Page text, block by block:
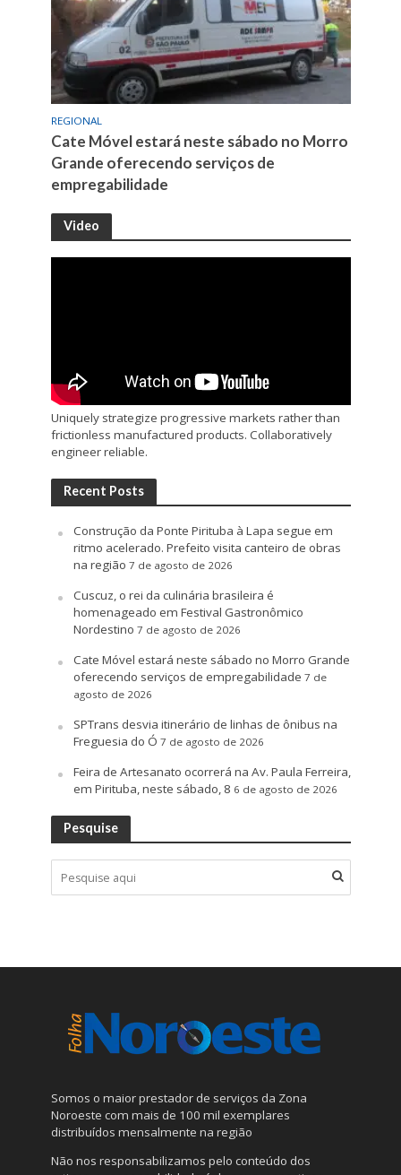
REGIONAL
Cate Móvel estará neste sábado no Morro
Grande oferecendo serviços de
empregabilidade
Video
Uniquely strategize progressive markets rather than
frictionless manufactured products. Collaboratively
engineer reliable.
Recent Posts
Construção da Ponte Pirituba à Lapa segue em
ritmo acelerado. Prefeito visita canteiro de obras
na região 7 de agosto de 2026
Cuscuz, o rei da culinária brasileira é
homenageado em Festival Gastronômico
Nordestino 7 de agosto de 2026
Cate Móvel estará neste sábado no Morro Grande
oferecendo serviços de empregabilidade 7 de
agosto de 2026
SPTrans desvia itinerário de linhas de ônibus na
Freguesia do Ó 7 de agosto de 2026
Feira de Artesanato ocorrerá na Av. Paula Ferreira,
em Pirituba, neste sábado, 8 6 de agosto de 2026
Pesquise
Somos o maior prestador de serviços da Zona
Noroeste com mais de 100 mil exemplares
distribuídos mensalmente na região
Não nos responsabilizamos pelo conteúdo dos